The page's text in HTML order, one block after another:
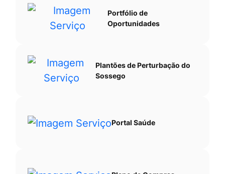
Portfólio de
Oportunidades
Plantões de Perturbação do
Sossego
Portal Saúde